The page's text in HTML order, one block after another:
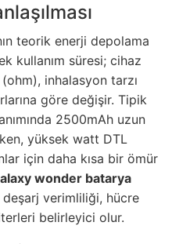
teorik enerji depolama
kullanım süresi; cihaz
inhalasyon tarzı
göre değişir. Tipik
2500mAh uzun
yüksek watt DTL
için daha kısa bir ömür
wonder batarya
verimliliği, hücre
belirleyici olur.